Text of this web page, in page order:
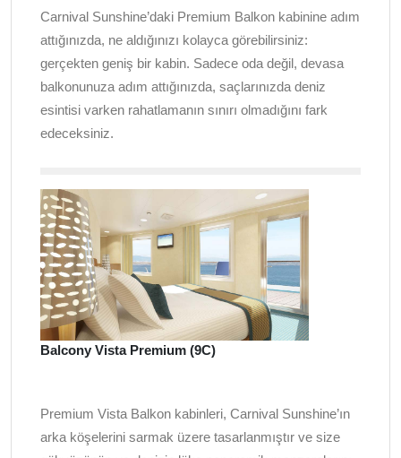
Carnival Sunshine’daki Premium Balkon kabinine adım
attığınızda, ne aldığınızı kolayca görebilirsiniz:
gerçekten geniş bir kabin. Sadece oda değil, devasa
balkonunuza adım attığınızda, saçlarınızda deniz
esintisi varken rahatlamanın sınırı olmadığını fark
edeceksiniz.
Balcony Vista Premium (9C)
Premium Vista Balkon kabinleri, Carnival Sunshine’ın
arka köşelerini sarmak üzere tasarlanmıştır ve size